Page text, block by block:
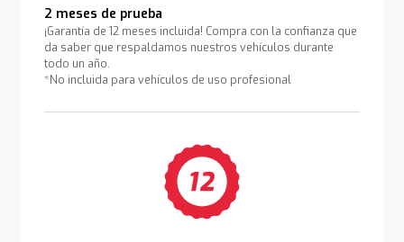
2 meses de prueba
¡Garantía de 12 meses incluida! Compra con la confianza que
da saber que respaldamos nuestros vehículos durante
todo un año.
*No incluida para vehículos de uso profesional